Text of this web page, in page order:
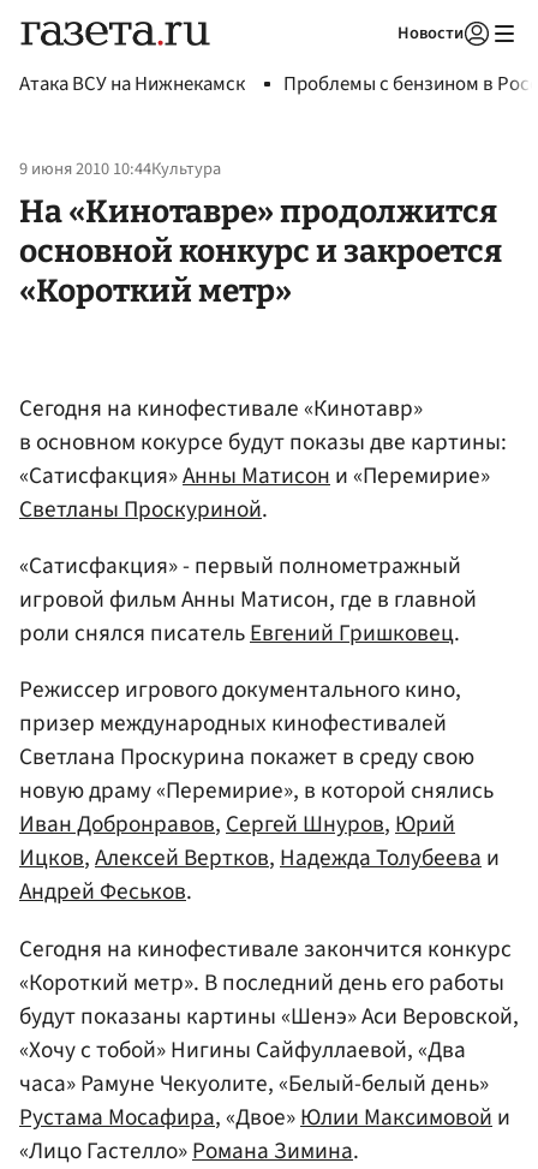
Новости
Атака ВСУ на Нижнекамск Проблемы с бензином в
9 июня 2010 10:44Культура
На «Кинотавре» продолжится
основной конкурс и закроется
«Короткий метр»
Сегодня на кинофестивале «Кинотавр»
в основном кокурсе будут показы две картины:
«Сатисфакция»Анны Матисони «Перемирие»
Светланы Проскуриной.
«Сатисфакция» - первый полнометражный
игровой фильм Анны Матисон, где в главной
роли снялся писательЕвгений Гришковец.
Режиссер игрового документального кино,
призер международных кинофестивалей
Светлана Проскурина покажет в среду свою
новую драму «Перемирие», в которой снялись
Иван Добронравов,Сергей Шнуров,Юрий
Ицков,Алексей Вертков,Надежда Толубееваи
Андрей Феськов.
Сегодня на кинофестивале закончится конкурс
«Короткий метр». В последний день его работы
будут показаны картины «Шенэ» Аси Веровской,
«Хочу с тобой» Нигины Сайфуллаевой, «Два
часа» Рамуне Чекуолите, «Белый-белый день»
Рустама Мосафира, «Двое»Юлии Максимовой и
«Лицо Гастелло»Романа Зимина.